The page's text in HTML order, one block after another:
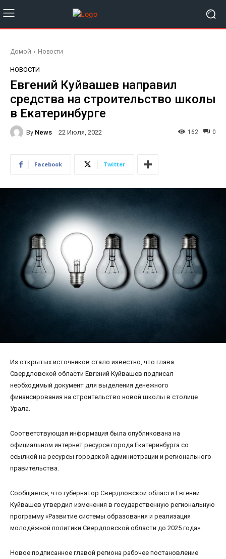
Домой Новости
НОВОСТИ
Евгений Куйвашев направил
средства на строительство школы
в Екатеринбурге
By News 22 Июля, 2022 0
162
Facebook Twitter
Из открытых источников стало известно, что глава
Свердловской области Евгений Куйвашев подписал
необходимый документ для выделения денежного
финансирования на строительство новой школы в столице
Урала.
Соответствующая информация была опубликована на
официальном интернет ресурсе города Екатеринбурга со
ссылкой на ресурсы городской администрации и регионального
правительства.
Сообщается, что губернатор Свердловской области Евгений
Куйвашев утвердил изменения в государственную региональную
программу «Развитие системы образования и реализация
молодёжной политики Свердловской области до 2025 года».
Новое подписанное главой региона рабочее постановление